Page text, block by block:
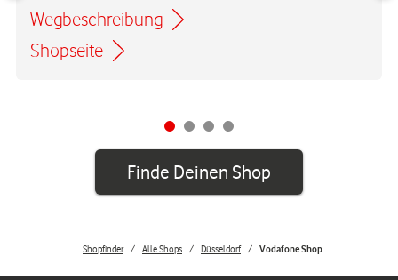
Wegbeschreibung
Link öffnet in einem neuen Tab
Shopseite
Finde Deinen Shop
Shopfinder Alle Shops Düsseldorf Vodafone Shop